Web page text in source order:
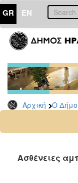
GR EN
Αρχική Ο
ΔΗΜΟΣ
Υπηρεσίες
&
Φορείς
Δημοτικές
Υπηρεσίες
Ηλεκτρονική
Ασθένειες